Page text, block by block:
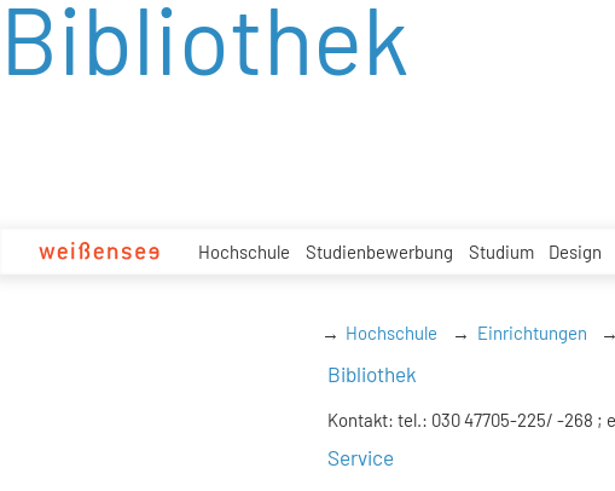
zum
Inhalt
Hochschule Studienbewerbung Studium Design
Bibliothek
Hochschule Einrichtungen
Bibliothek
Kontakt: tel.: 030 47705-225/ -268 ;
Service